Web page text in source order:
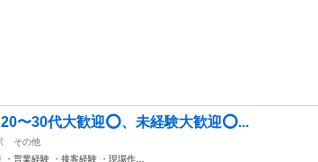
〜30代大歓迎⭕️、未経験大歓迎⭕...
その他
・営業経験 ・接客経験 ・現場作…